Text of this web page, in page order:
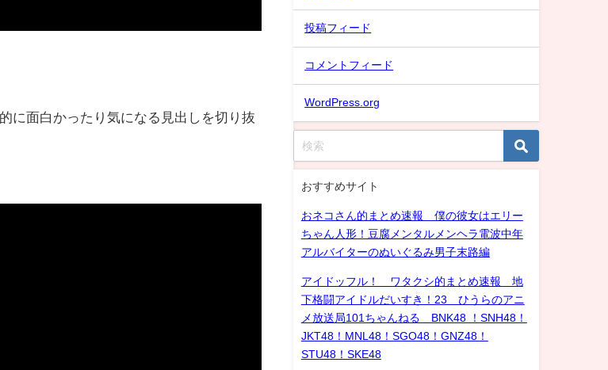
に面白かったり気になる見出しを切り抜
投稿フィード
コメントフィード
WordPress.org
おすすめサイト
おネコさん的まとめ速報 僕の彼女はエリー
ちゃん人形！豆腐メンタルメンヘラ電波中年
アルバイターのぬいぐるみ男子末路編
アイドッフル！ ワタクシ的まとめ速報 地
下格闘アイドルだいすき！23 ひうらのアニ
メ放送局101ちゃんねる BNK48 ！SNH48！
JKT48！MNL48！SGO48！GNZ48！
STU48！SKE48